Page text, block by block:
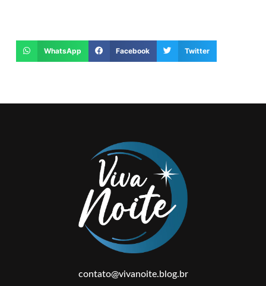
WhatsApp Facebook Twitter
contato@vivanoite.blog.br